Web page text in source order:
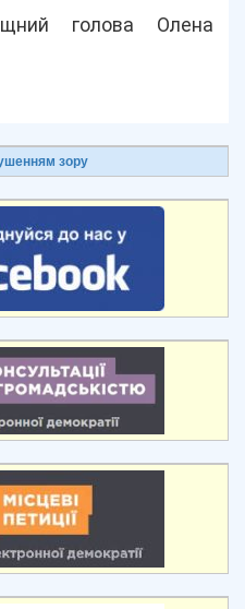
голова Олена
зору